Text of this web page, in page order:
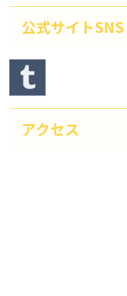
公式サイトSNS
アクセス